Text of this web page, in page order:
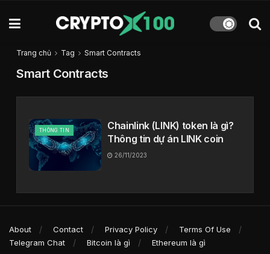
Trang chủ Tag Smart Contracts
Smart Contracts
THÔNG TIN
Chainlink (LINK) token là gì?
Thông tin dự án LINK coin
26/11/2023
About Contact Privacy Policy
Terms Of Use
Telegram Chat
Bitcoin là gì Ethereum là gì